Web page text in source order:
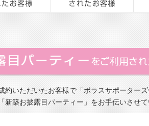
約いただいたお客様で「ポラスサポーター
新築お披露目パーティー」をお手伝いさせて